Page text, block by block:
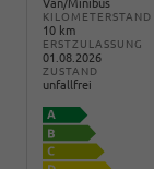
Van/Minibus
KILOMETERSTAND
10 km
ERSTZULASSUNG
01.08.2026
ZUSTAND
unfallfrei